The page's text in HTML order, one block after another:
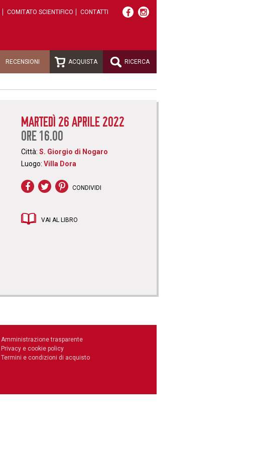
COMITATO SCIENTIFICO CONTATTI
RECENSIONI ACQUISTA RICERCA
MARTEDÌ 26 APRILE 2022
ORE 16.00
Città: S. Giorgio di Nogaro
Luogo: Villa Dora
CONDIVIDI
VAI AL LIBRO
Amministrazione trasparente
Privacy e cookie policy
Termini e condizioni di acquisto